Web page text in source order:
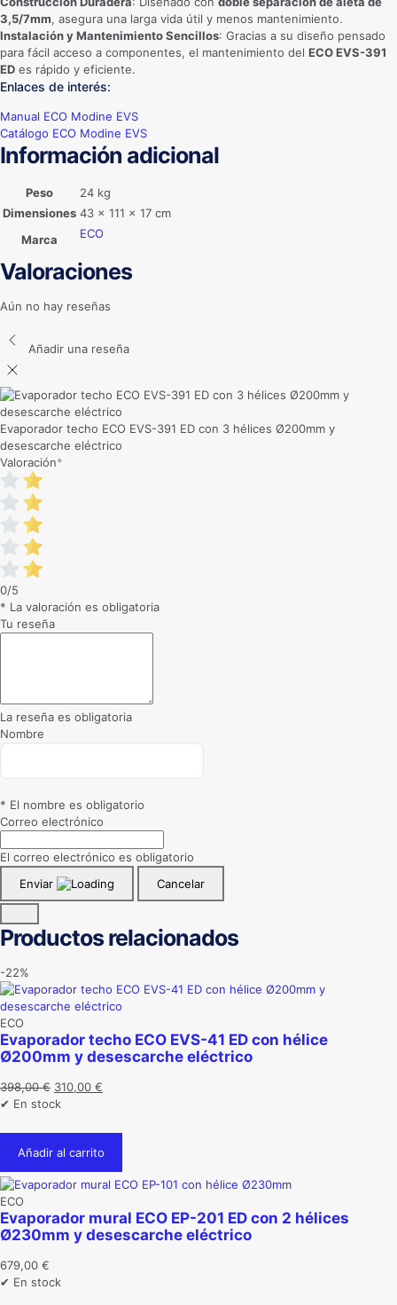
3,5/7mm, asegura una larga vida útil y menos mantenimiento.
Instalación y Mantenimiento Sencillos: Gracias a su diseño pensado
para fácil acceso a componentes, el mantenimiento del ECO EVS-391
ED es rápido y eficiente.
Enlaces de interés:
Manual ECO Modine EVS
Catálogo ECO Modine EVS
Información adicional
Peso
24 kg
Dimensiones 43 × 111 × 17 cm
Marca
ECO
Valoraciones
Aún no hay reseñas
Añadir una reseña
Evaporador techo ECO EVS-391 ED con 3 hélices Ø200mm y
desescarche eléctrico
Valoración*
0/5
* La valoración es obligatoria
Tu reseña
La reseña es obligatoria
Nombre
* El nombre es obligatorio
Correo electrónico
El correo electrónico es obligatorio
Enviar
Cancelar
Productos relacionados
-22%
ECO
Evaporador techo ECO EVS-41 ED con hélice
Ø200mm y desescarche eléctrico
398,00€ El
precio
era:
398,00 €.
310,00 €
es:
310,00 €.
✔ En stock
Añadir al carrito
ECO
Evaporador mural ECO EP-201 ED con 2 hélices
Ø230mm y desescarche eléctrico
679,00 €
✔ En stock